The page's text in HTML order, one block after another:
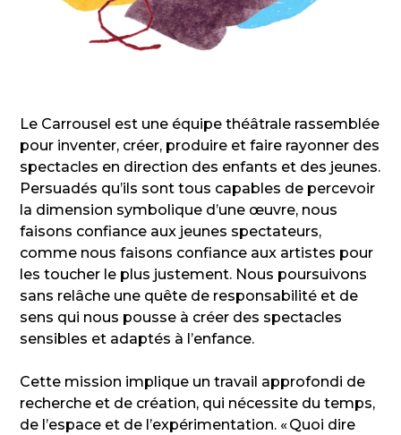
Le Carrousel est une équipe théâtrale rassemblée
pour inventer, créer, produire et faire rayonner des
spectacles en direction des enfants et des jeunes.
Persuadés qu’ils sont tous capables de percevoir
la dimension symbolique d’une œuvre, nous
faisons confiance aux jeunes spectateurs,
comme nous faisons confiance aux artistes pour
les toucher le plus justement. Nous poursuivons
sans relâche une quête de responsabilité et de
sens qui nous pousse à créer des spectacles
sensibles et adaptés à l’enfance.
Cette mission implique un travail approfondi de
recherche et de création, qui nécessite du temps,
de l’espace et de l’expérimentation. « Quoi dire